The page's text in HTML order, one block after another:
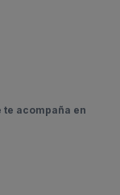
te acompaña en